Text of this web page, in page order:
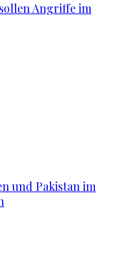
Angriffe im
und Pakistan im